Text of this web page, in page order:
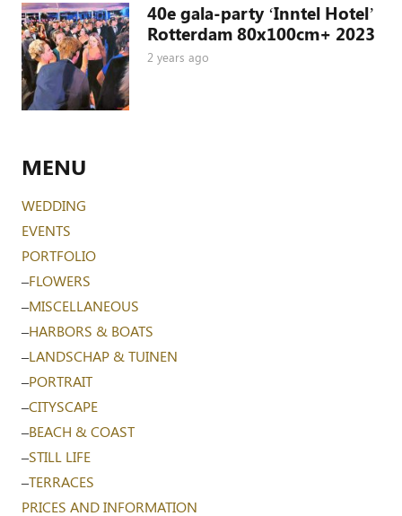
40e gala-party ‘Inntel Hotel’
Rotterdam 80x100cm+ 2023
2 years ago
MENU
WEDDING
EVENTS
PORTFOLIO
–FLOWERS
–MISCELLANEOUS
–HARBORS & BOATS
–LANDSCHAP & TUINEN
–PORTRAIT
–CITYSCAPE
–BEACH & COAST
–STILL LIFE
–TERRACES
PRICES AND INFORMATION